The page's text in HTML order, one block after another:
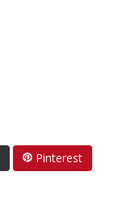
Pinterest